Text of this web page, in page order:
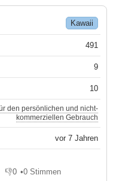
Kawaii
491
9
10
den persönlichen und nicht-
kommerziellen Gebrauch
vor 7 Jahren
mir
👎0
Gefällt mir nicht
•0 Stimmen